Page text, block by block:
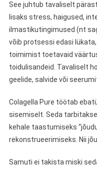
See juhtub tavaliselt
lisaks stress, haigused,
ilmastikutingimused (nt
võib protsessi edasi
toimimist toetavaid
toidulisandeid. Tavaliselt
geelide, salvide või
Colagella Pure töötab
sisemiselt. Seda
kehale taastumiseks
rekonstrueerimiseks. Nii
Samuti ei takista miski